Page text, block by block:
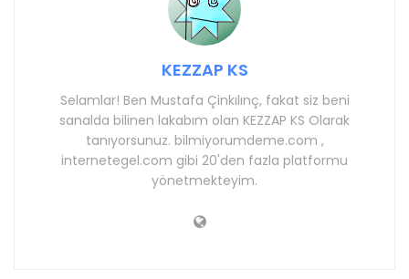
KEZZAP KS
Selamlar! Ben Mustafa Çinkılınç, fakat siz beni
sanalda bilinen lakabım olan KEZZAP KS Olarak
tanıyorsunuz. bilmiyorumdeme.com ,
internetegel.com gibi 20'den fazla platformu
yönetmekteyim.